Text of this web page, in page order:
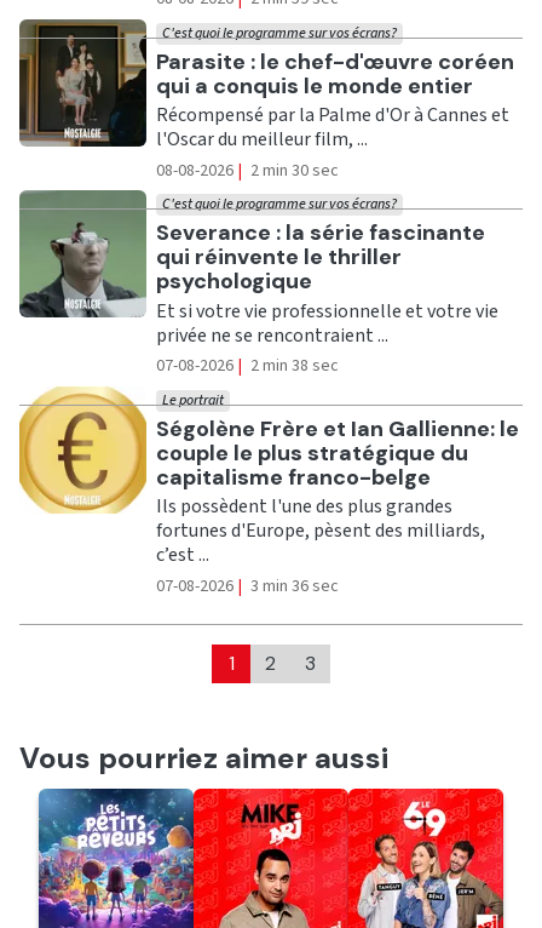
Ecouter
Parasite : le chef-d'œuvre coréen
qui a conquis le monde entier
C'est quoi le programme sur vos écrans?
Récompensé par la Palme d'Or à Cannes et
l'Oscar du meilleur film, ...
08-08-2026 | 2 min 30 sec
Ecouter
Severance : la série fascinante
qui réinvente le thriller
psychologique
C'est quoi le programme sur vos écrans?
Et si votre vie professionnelle et votre vie
privée ne se rencontraient ...
07-08-2026 | 2 min 38 sec
Ecouter
Ségolène Frère et Ian Gallienne: le
couple le plus stratégique du
capitalisme franco-belge
Le portrait
Ils possèdent l'une des plus grandes
fortunes d'Europe, pèsent des milliards,
c’est ...
07-08-2026 | 3 min 36 sec
1 2 3
Vous pourriez aimer aussi